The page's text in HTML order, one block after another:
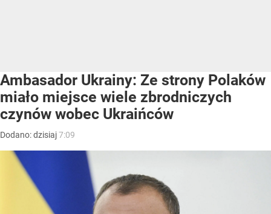
Ambasador Ukrainy: Ze strony Polaków
miało miejsce wiele zbrodniczych
czynów wobec Ukraińców
Dodano:dzisiaj7:09